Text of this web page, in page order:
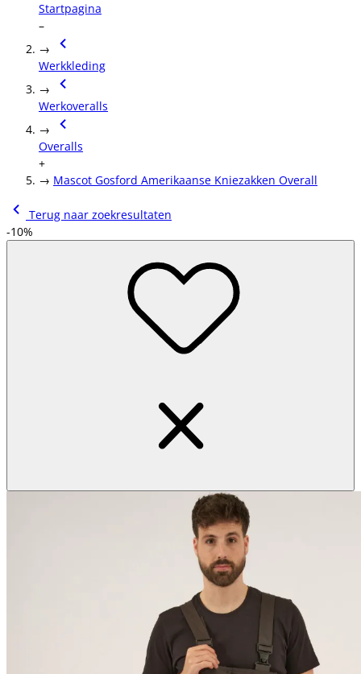
Startpagina
–
→
Werkkleding
→
Werkoveralls
→
Overalls
+
→ Mascot Gosford Amerikaanse Kniezakken Overall
Terug naar zoekresultaten
-10%